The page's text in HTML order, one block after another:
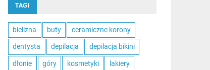
TAGI
bielizna buty ceramiczne korony
dentysta depilacja depilacja bikini
dłonie góry kosmetyki lakiery